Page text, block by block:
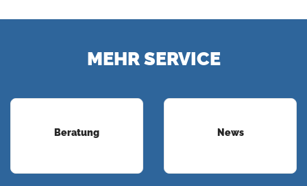
MEHR SERVICE
Beratung News